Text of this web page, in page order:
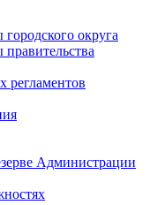
округа
регламентов
Администрации